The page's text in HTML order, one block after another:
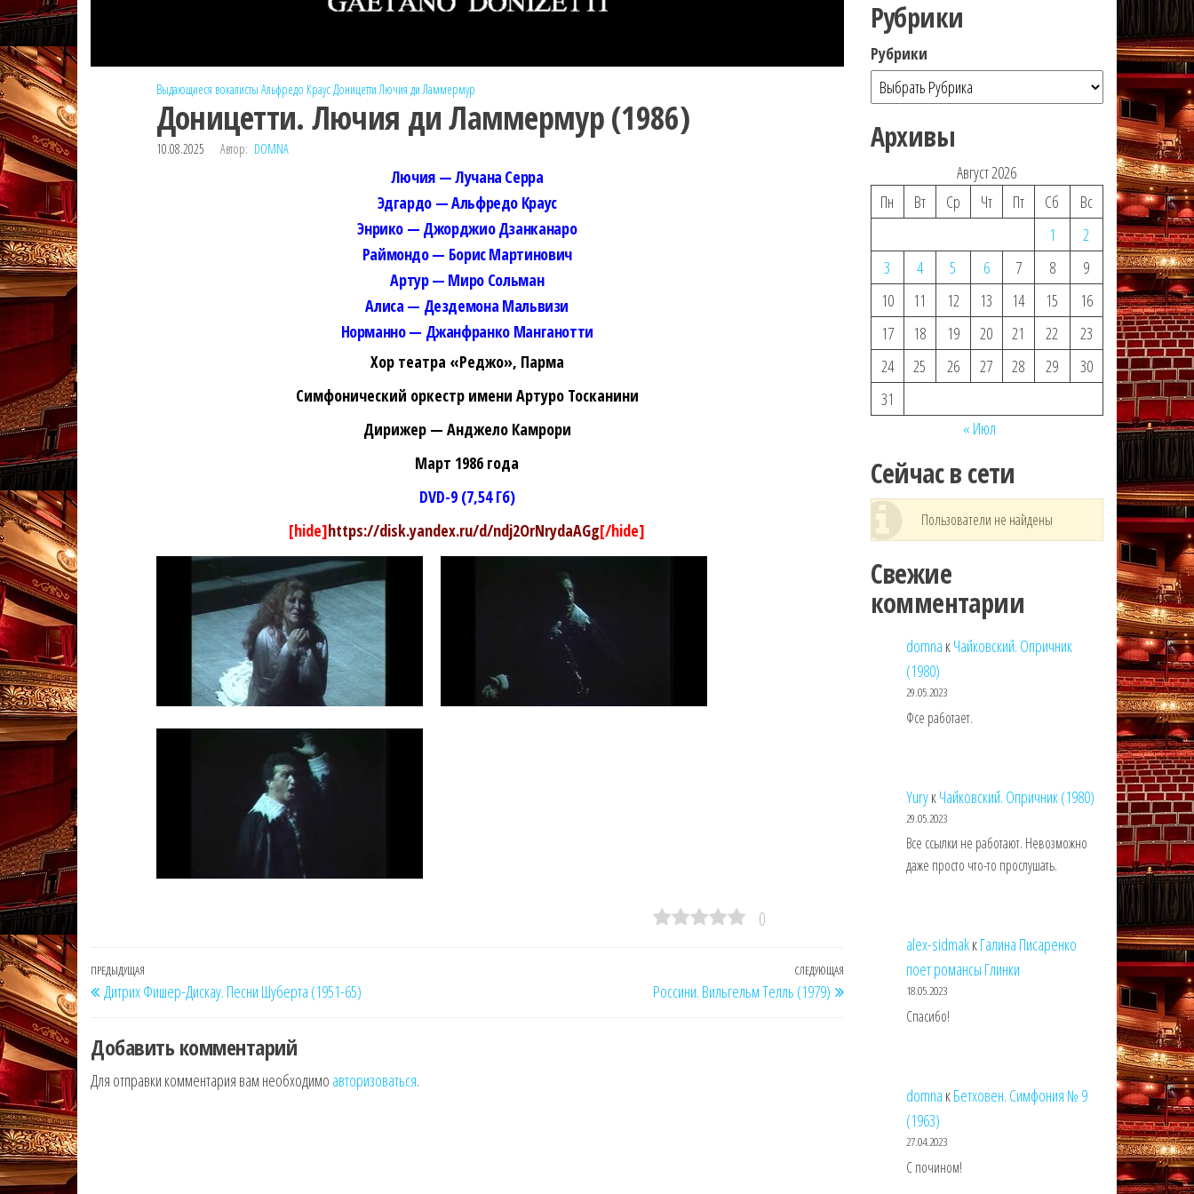
Выдающиеся вокалисты Альфредо КраусДоницеттиЛючия ди Ламмермур
Доницетти. Лючия ди Ламмермур (1986)
10.08.2025 Автор: DOMNA
Лючия — Лучана Серра
Эдгардо — Альфредо Краус
Энрико — Джорджио Дзанканаро
Раймондо — Борис Мартинович
Артур — Миро Сольман
Алиса — Дездемона Мальвизи
Норманно — Джанфранко Манганотти
Хор театра «Реджо», Парма
Симфонический оркестр имени Артуро Тосканини
Дирижер — Анджело Камрори
Март 1986 года
DVD-9 (7,54 Гб)
[hide]https://disk.yandex.ru/d/ndj2OrNrydaAGg[/hide]
0
Навигация
по
записям
Предыдущая
запись
ПРЕДЫДУЩАЯ
Дитрих Фишер-Дискау. Песни Шуберта (1951-65)
Следующая
запись
СЛЕДУЮЩАЯ
Россини. Вильгельм Телль (1979)
Добавить комментарий
Для отправки комментария вам необходимо авторизоваться.
Рубрики
Рубрики
Архивы
Август 2026
Пн
Вт Ср Чт Пт Сб
Вс
1
2
3
4 5 6 7 8
9
10
11 12 13 14 15
16
17
18 19 20 21 22
23
24
25 26 27 28 29
30
31
« Июл
Сейчас в сети
Пользователи не найдены
Свежие
комментарии
domna кЧайковский. Опричник
(1980)
29.05.2023
Фсе работает.
YuryкЧайковский. Опричник (1980)
29.05.2023
Все ссылки не работают. Невозможно
даже просто что-то прослушать.
alex-sidmakкГалина Писаренко
поет романсы Глинки
18.05.2023
Спасибо!
domna кБетховен. Симфония № 9
(1963)
27.04.2023
С почином!